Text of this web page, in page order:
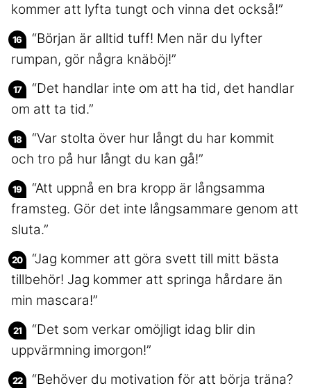
kommer att lyfta tungt och vinna det också!”
“Början är alltid tuff! Men när du lyfter
rumpan, gör några knäböj!”
“Det handlar inte om att ha tid, det handlar
om att ta tid.”
“Var stolta över hur långt du har kommit
och tro på hur långt du kan gå!”
“Att uppnå en bra kropp är långsamma
framsteg. Gör det inte långsammare genom att
sluta.”
“Jag kommer att göra svett till mitt bästa
tillbehör! Jag kommer att springa hårdare än
min mascara!”
“Det som verkar omöjligt idag blir din
uppvärmning imorgon!”
“Behöver du motivation för att börja träna?